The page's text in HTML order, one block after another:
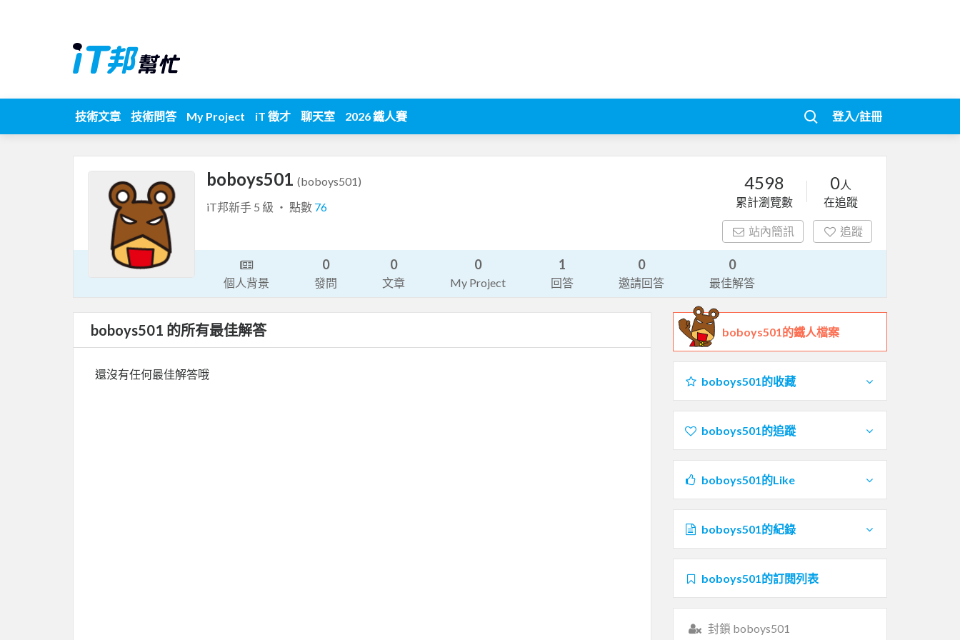
技術文章 技術問答 My Project iT 徵才 聊天室 2026 鐵人賽 登入/註冊
boboys501 (boboys501)
iT邦新手 5 級 ‧ 點數 76
4598
累計瀏覽數
0人
在追蹤
站內簡訊 追蹤
個人背景
0
發問
0
文章
0
My Project
1
回答
0
邀請回答
0
最佳解答
boboys501 的所有最佳解答
還沒有任何最佳解答哦
boboys501的鐵人檔案
boboys501的收藏
boboys501的追蹤
boboys501的Like
boboys501的紀錄
boboys501的訂閱列表
封鎖 boboys501